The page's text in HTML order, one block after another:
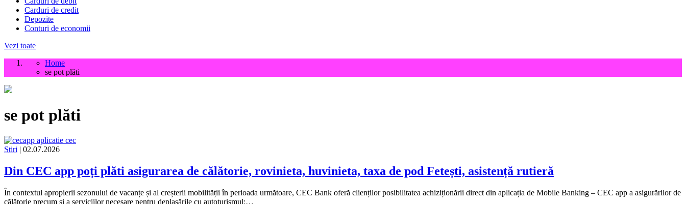
Carduri de credit
Depozite
Conturi de economii
Vezi toate
Home
se pot plăti
se pot plăti
Stiri | 02.07.2026
Din CEC app poți plăti asigurarea de călătorie, rovinieta, huvinieta, taxa de pod Fetești, asistență rutieră
În contextul apropierii sezonului de vacanțe și al creșterii mobilității în perioada următoare, CEC Bank oferă clienților posibilitatea achiziționării direct din aplicația de Mobile Banking – CEC app a asigurărilor de
călătorie precum și a serviciilor necesare pentru deplasările cu autoturismul:…